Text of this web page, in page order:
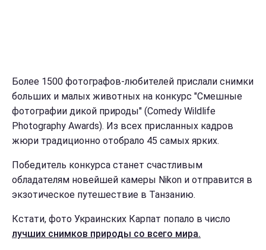
Более 1500 фотографов-любителей прислали снимки
больших и малых животных на конкурс "Смешные
фотографии дикой природы" (Comedy Wildlife
Photography Awards). Из всех присланных кадров
жюри традиционно отобрало 45 самых ярких.
Победитель конкурса станет счастливым
обладателям новейшей камеры Nikon и отправится в
экзотическое путешествие в Танзанию.
Кстати, фото Украинских Карпат попало в число
лучших снимков природы со всего мира.